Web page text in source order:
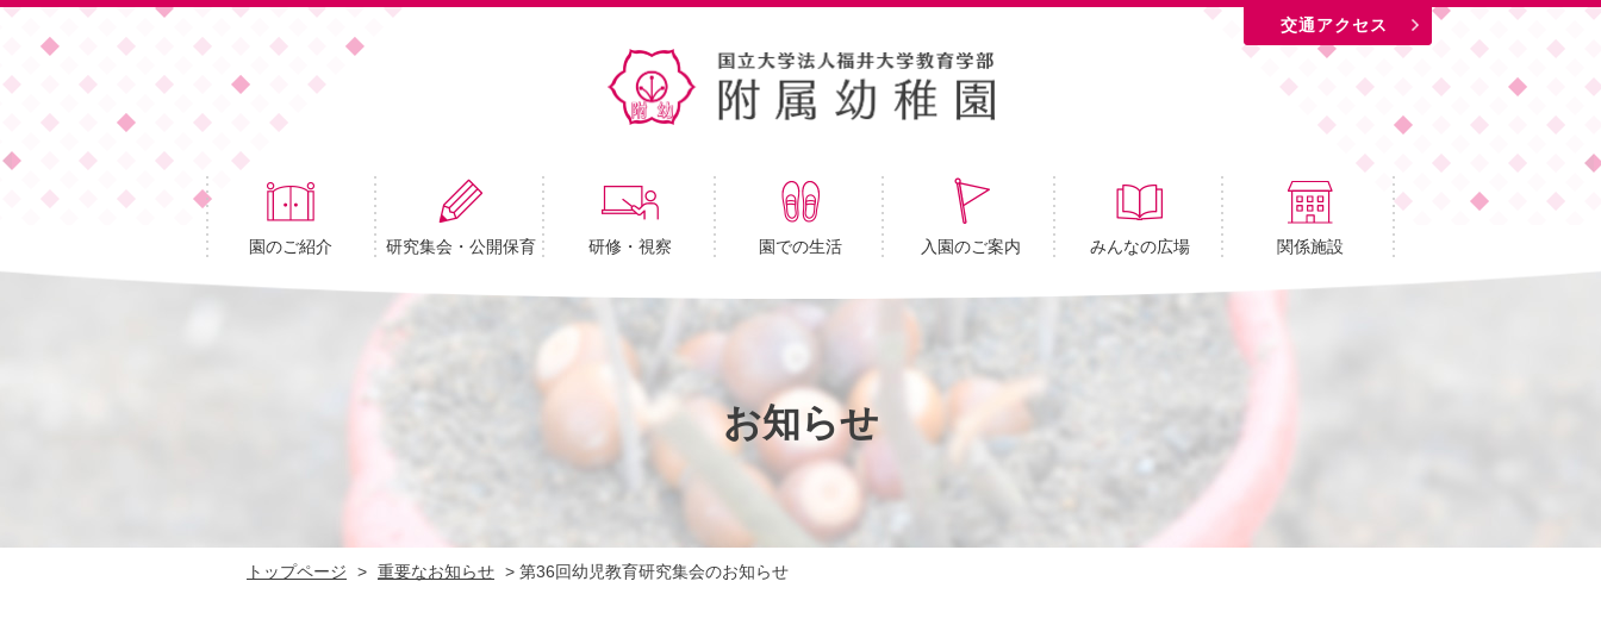
交通アクセス
園のご紹介 研究集会・公開保育 研修・視察 園での生活 入園のご案内 みんなの広場 関係施設
お知らせ
トップページ > 重要なお知らせ > 第36回幼児教育研究集会のお知らせ